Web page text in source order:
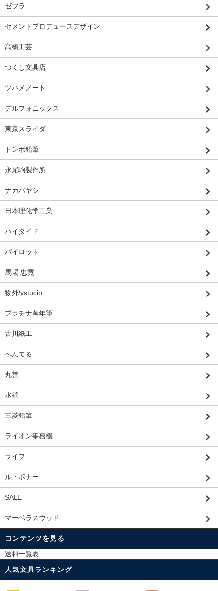
ゼブラ
セメントプロデュースデザイン
高橋工芸
つくし文具店
ツバメノート
デルフォニックス
東京スライダ
トンボ鉛筆
永尾駒製作所
ナカバヤシ
日本理化学工業
ハイタイド
パイロット
馬場 忠寛
物外/ystudio
プラチナ萬年筆
古川紙工
ぺんてる
丸善
水縞
三菱鉛筆
ライオン事務機
ライフ
ル・ボナー
SALE
マーベラスウッド
コンテンツを見る
送料一覧表
人気文具ランキング